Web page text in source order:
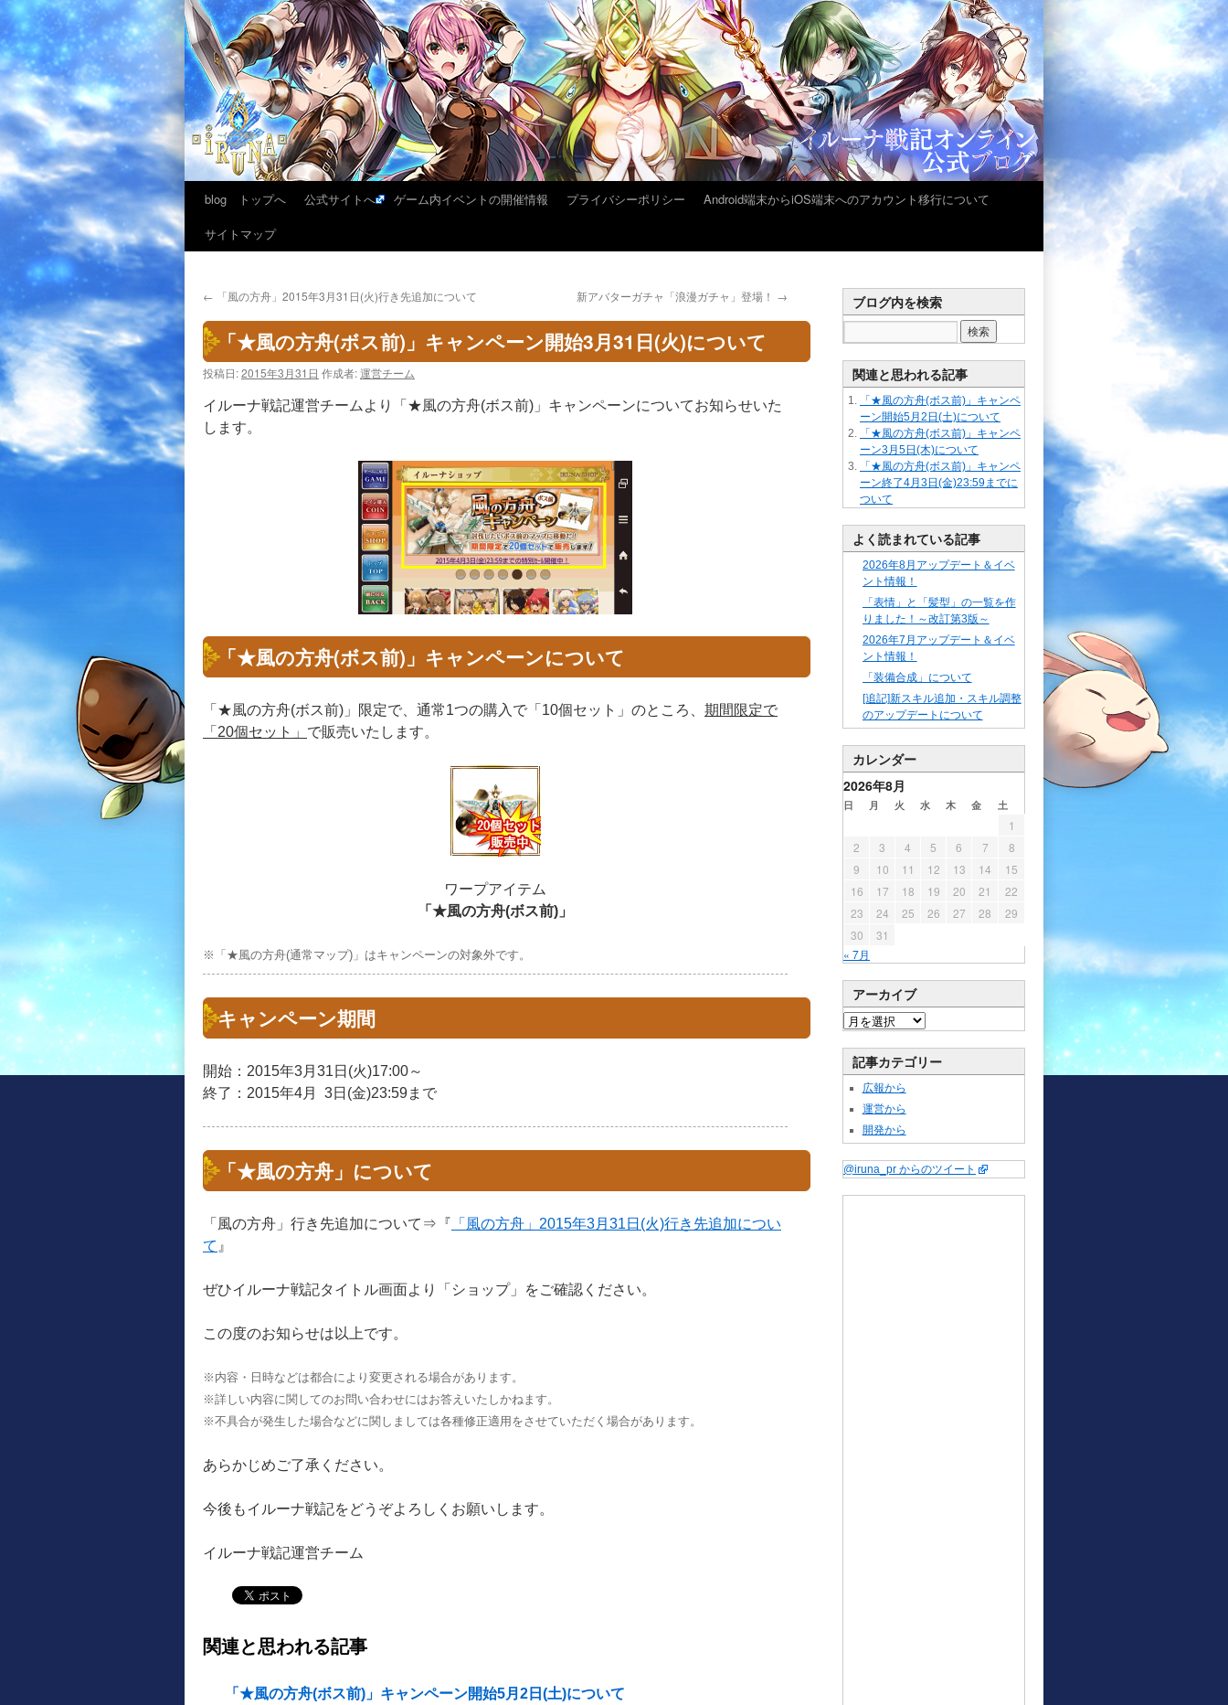
blog トップへ 公式サイトへ ゲーム内イベントの開催情報 プライバシーポリシー
Android端末からiOS端末へのアカウント移行について
サイトマップ
← 「風の方舟」2015年3月31日(火)行き先追加について 新アバターガチャ「浪漫ガチャ」登場！ →
「★風の方舟(ボス前)」キャンペーン開始3月31日(火)について
投稿日:2015年3月31日 作成者:運営チーム
イルーナ戦記運営チームより「★風の方舟(ボス前)」キャンペーンについてお知らせいた
します。
「★風の方舟(ボス前)」キャンペーンについて
「★風の方舟(ボス前)」限定で、通常1つの購入で「10個セット」のところ、 期間限定で
「20個セット」 で販売いたします。
ワープアイテム
「★風の方舟(ボス前)」
※「★風の方舟(通常マップ)」はキャンペーンの対象外です。
キャンペーン期間
開始：2015年3月31日(火)17:00～
終了：2015年4月 3日(金)23:59まで
「★風の方舟」について
「風の方舟」行き先追加について⇒『 「風の方舟」2015年3月31日(火)行き先追加につい
て 』
ぜひイルーナ戦記タイトル画面より「ショップ」をご確認ください。
この度のお知らせは以上です。
※内容・日時などは都合により変更される場合があります。
※詳しい内容に関してのお問い合わせにはお答えいたしかねます。
※不具合が発生した場合などに関しましては各種修正適用をさせていただく場合があります。
あらかじめご了承ください。
今後もイルーナ戦記をどうぞよろしくお願いします。
イルーナ戦記運営チーム
関連と思われる記事
「★風の方舟(ボス前)」キャンペーン開始5月2日(土)について
ブログ内を検索
関連と思われる記事
「★風の方舟(ボス前)」キャンペ
ーン開始5月2日(土)について
「★風の方舟(ボス前)」キャンペ
ーン3月5日(木)について
「★風の方舟(ボス前)」キャンペ
ーン終了4月3日(金)23:59までに
ついて
よく読まれている記事
2026年8月アップデート＆イベ
ント情報！
「表情」と「髪型」の一覧を作
りました！～改訂第3版～
2026年7月アップデート＆イベ
ント情報！
「装備合成」について
[追記]新スキル追加・スキル調整
のアップデートについて
カレンダー
2026年8月
日 月 火 水 木 金 土
« 7月
1
2
3 4 5 6 7
8
9
10 11 12 13 14
15
16
17 18 19 20 21
22
23
24 25 26 27 28
29
30
31
アーカイブ
記事カテゴリー
広報から
運営から
開発から
@iruna_pr からのツイート